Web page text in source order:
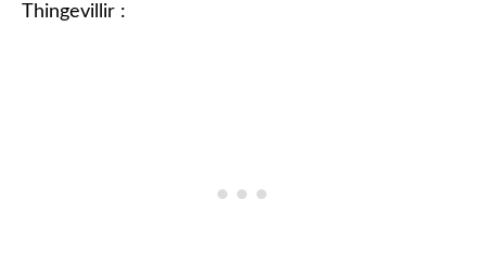
Thingevillir :